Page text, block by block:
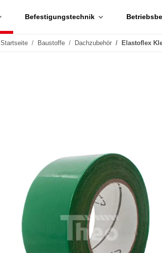
Befestigungstechnik
Startseite Baustoffe Dachzubehör Elastoflex